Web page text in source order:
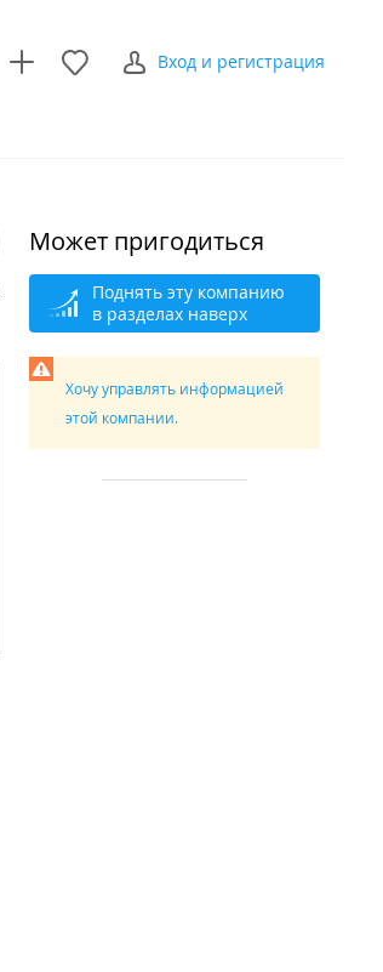
Вход и регистрация
Может пригодиться
Поднять эту компанию
в разделах наверх
Хочу управлять информацией
этой компании.